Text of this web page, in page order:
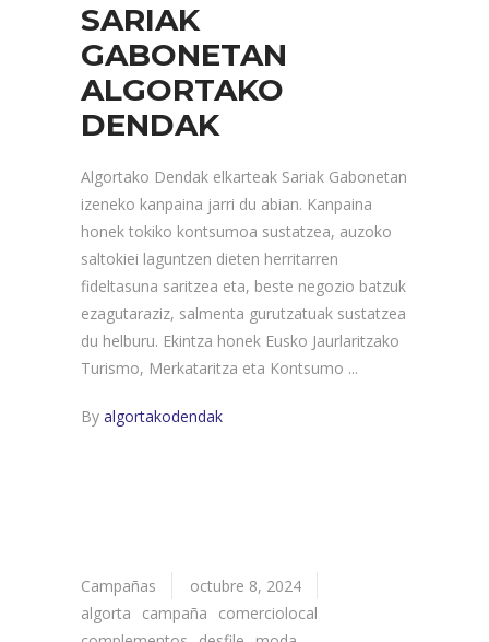
SARIAK
GABONETAN
ALGORTAKO
DENDAK
Algortako Dendak elkarteak Sariak Gabonetan
izeneko kanpaina jarri du abian. Kanpaina
honek tokiko kontsumoa sustatzea, auzoko
saltokiei laguntzen dieten herritarren
fideltasuna saritzea eta, beste negozio batzuk
ezagutaraziz, salmenta gurutzatuak sustatzea
du helburu. Ekintza honek Eusko Jaurlaritzako
Turismo, Merkataritza eta Kontsumo
By algortakodendak
Campañas
octubre 8, 2024
algorta
campaña
comerciolocal